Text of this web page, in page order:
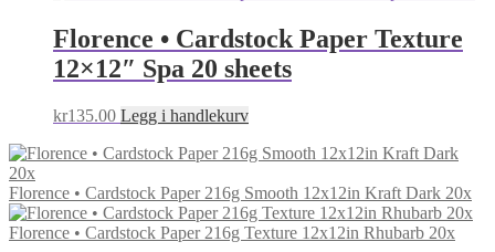
Florence • Cardstock Paper Texture
12×12″ Spa 20 sheets
kr135.00 Legg i handlekurv
Florence • Cardstock Paper 216g Smooth 12x12in Kraft Dark 20x
Florence • Cardstock Paper 216g Texture 12x12in Rhubarb 20x